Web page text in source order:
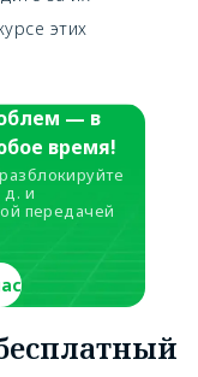
этих
— в
время!
д. и
передачей